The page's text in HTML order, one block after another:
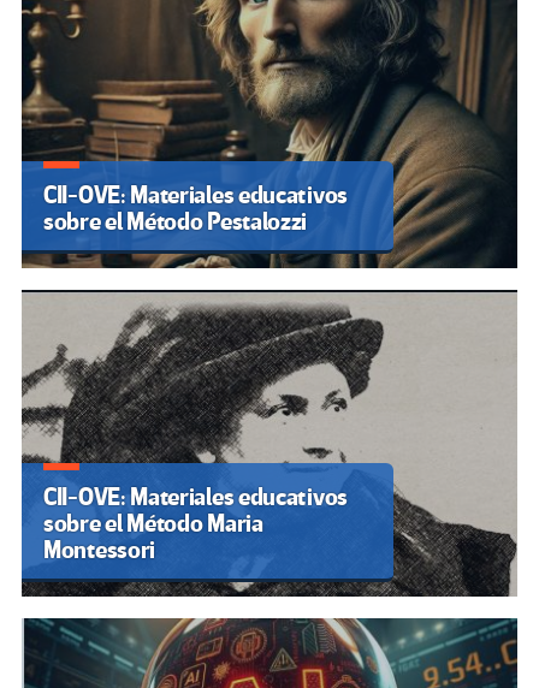
CII-OVE: Materiales educativos
sobre el Método Pestalozzi
CII-OVE: Materiales educativos
sobre el Método Maria
Montessori